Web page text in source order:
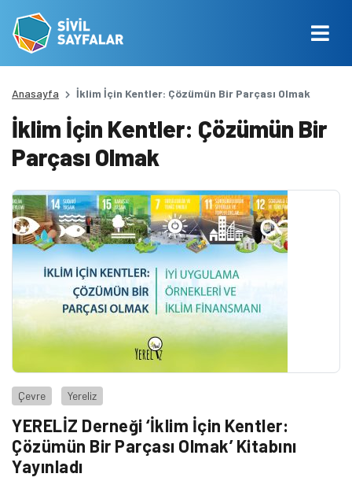
Anasayfa İklim İçin Kentler: Çözümün Bir Parçası Olmak
İklim İçin Kentler: Çözümün Bir
Parçası Olmak
Çevre Yereliz
YERELİZ Derneği ‘İklim İçin Kentler:
Çözümün Bir Parçası Olmak’ Kitabını
Yayınladı